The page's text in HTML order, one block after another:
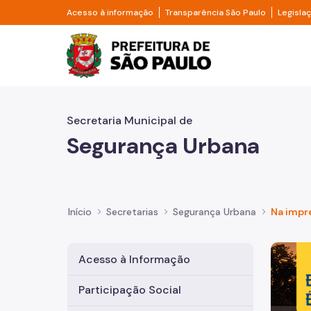
Pular para o Conteúdo principal
Acesso à informação Divisor de acesso à informação
Transparência São Paulo Divisor
Prefeitura de São
Secretaria Municipal de
Segurança Urbana
Início Secretarias Segurança Urbana Na
Acesso à Informação
Participação Social